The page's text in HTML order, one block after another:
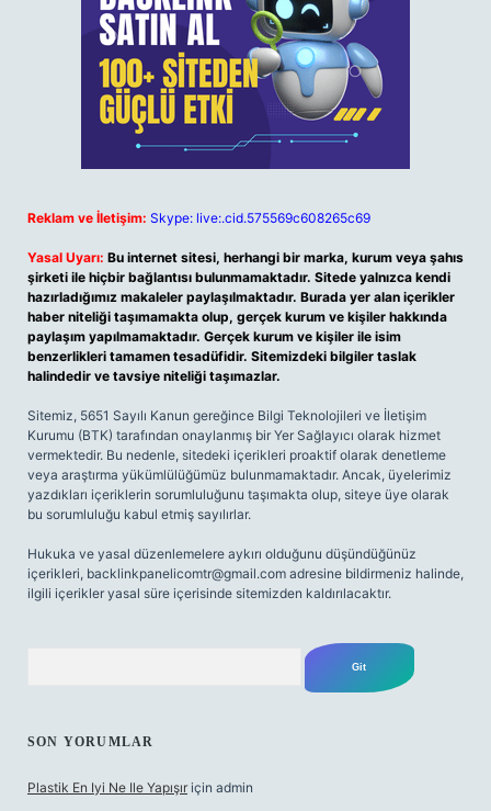
Reklam ve İletişim: Skype: live:.cid.575569c608265c69
Yasal Uyarı: Bu internet sitesi, herhangi bir marka, kurum veya şahıs
şirketi ile hiçbir bağlantısı bulunmamaktadır. Sitede yalnızca kendi
hazırladığımız makaleler paylaşılmaktadır. Burada yer alan içerikler
haber niteliği taşımamakta olup, gerçek kurum ve kişiler hakkında
paylaşım yapılmamaktadır. Gerçek kurum ve kişiler ile isim
benzerlikleri tamamen tesadüfidir. Sitemizdeki bilgiler taslak
halindedir ve tavsiye niteliği taşımazlar.
Sitemiz, 5651 Sayılı Kanun gereğince Bilgi Teknolojileri ve İletişim
Kurumu (BTK) tarafından onaylanmış bir Yer Sağlayıcı olarak hizmet
vermektedir. Bu nedenle, sitedeki içerikleri proaktif olarak denetleme
veya araştırma yükümlülüğümüz bulunmamaktadır. Ancak, üyelerimiz
yazdıkları içeriklerin sorumluluğunu taşımakta olup, siteye üye olarak
bu sorumluluğu kabul etmiş sayılırlar.
Hukuka ve yasal düzenlemelere aykırı olduğunu düşündüğünüz
içerikleri, backlinkpanelicomtr@gmail.com adresine bildirmeniz halinde,
ilgili içerikler yasal süre içerisinde sitemizden kaldırılacaktır.
SON YORUMLAR
Plastik En Iyi Ne Ile Yapışır için admin